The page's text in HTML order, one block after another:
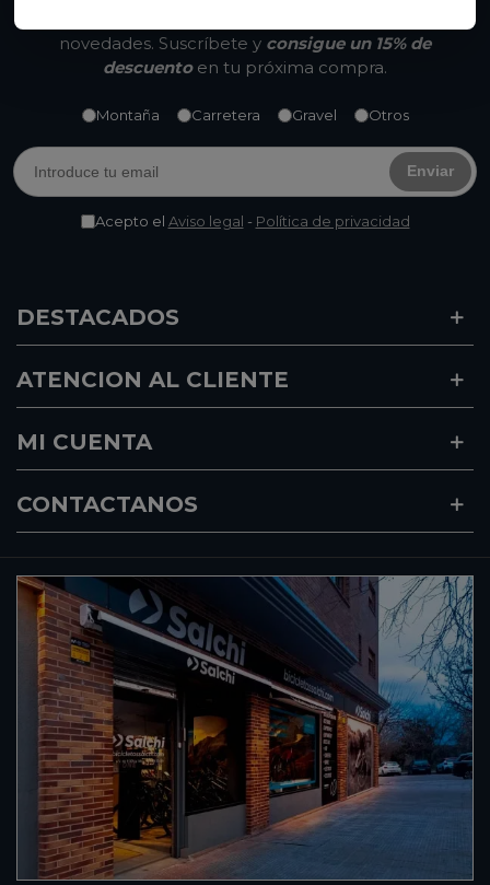
novedades. Suscríbete y consigue un 15% de
descuentoen tu próxima compra.
Montaña Carretera Gravel Otros
Enviar
Acepto el Aviso legal - Política de privacidad
DESTACADOS
ATENCION AL CLIENTE
MI CUENTA
CONTACTANOS